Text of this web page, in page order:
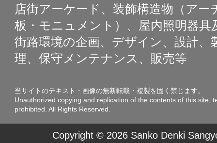
店街アーケード、装飾構造物（アー
板・モニュメント）、屋内照明器具
街路環境の企画、デザイン、設計、
理、保守メンテナンス、販売等
当サイトのテキスト・画像の無断転載・複製を固く禁じます。
Unauthorized copying and replication of the contents of this site,
prohibited. All Rights Reserved.
Copyright © 2026 Sanko Denki